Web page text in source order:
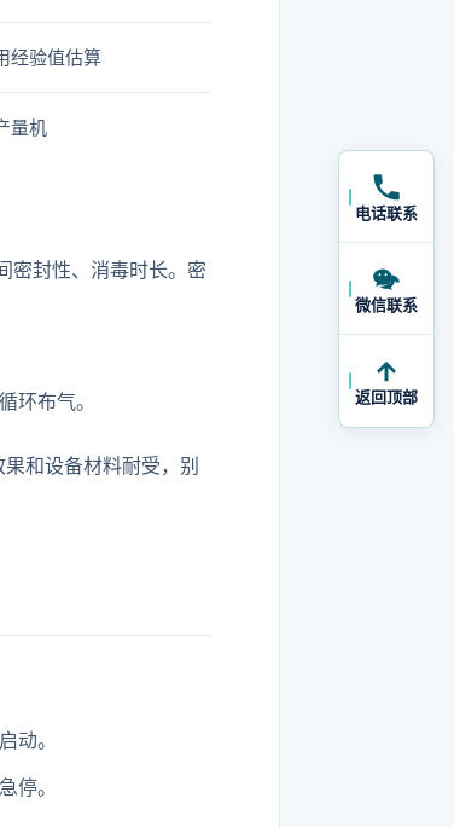
经验值估算
量机
密封性、消毒时长。密
循环布气。
和设备材料耐受，别
动。
停。
电话联系
微信联系
返回顶部